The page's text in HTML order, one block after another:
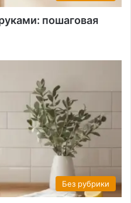
пошаговая
Без рубрики